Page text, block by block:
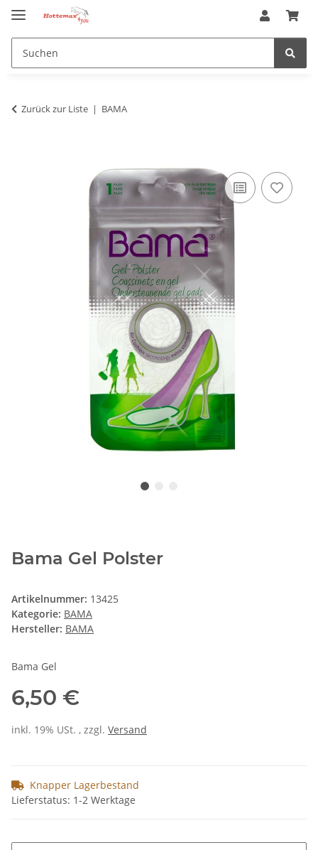
Zurück zur Liste BAMA
Bama Gel Polster
Artikelnummer: 13425
Kategorie: BAMA
Hersteller: BAMA
Bama Gel
6,50 €
inkl. 19% USt. , zzgl. Versand
Knapper Lagerbestand
Lieferstatus: 1-2 Werktage